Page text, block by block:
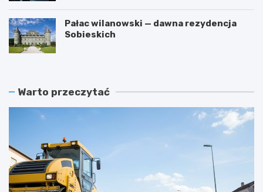
Pałac wilanowski — dawna rezydencja
Sobieskich
Warto przeczytać